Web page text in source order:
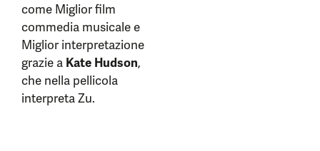
come Miglior film
commedia musicale e
Miglior interpretazione
grazie a Kate Hudson,
che nella pellicola
interpreta Zu.